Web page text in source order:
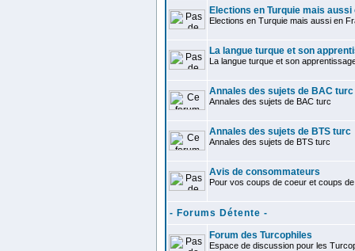
Elections en Turquie mais aussi
Elections en Turquie mais aussi en
La langue turque et son
La langue turque et son
Annales des sujets de BAC turc
Annales des sujets de BAC turc
Annales des sujets de BTS turc
Annales des sujets de BTS turc
Avis de consommateurs
Pour vos coups de coeur et coups
- Forums Détente -
Forum des Turcophiles
Espace de discussion pour les